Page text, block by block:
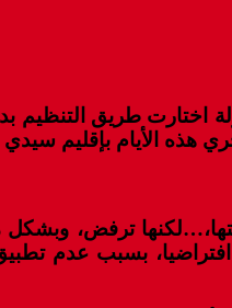
فذلك يعني أن الدولة
يجري هذه الأيام بإقليم
ترفض،
بسبب عدم